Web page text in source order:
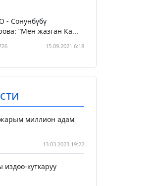
- Сонунбүбү
“Мен жазган Ка...
15.09.2021 6:18
миллион адам
13.03.2023 19:22
куткаруу